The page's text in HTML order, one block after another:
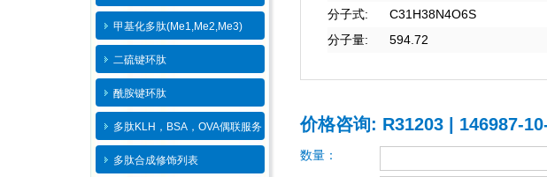
甲基化多肽(Me1,Me2,Me3)
二硫键环肽
酰胺键环肽
多肽KLH，BSA，OVA偶联服务
多肽合成修饰列表
分子式: C31H38N4O6S
分子量: 594.72
价格咨询: R31203 | 146987-
数量：